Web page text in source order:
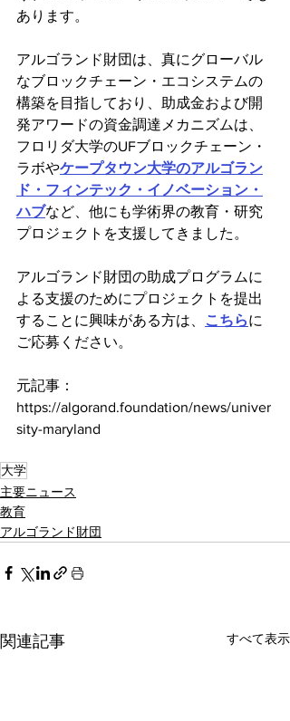
あります。
アルゴランド財団は、真にグローバル
なブロックチェーン・エコシステムの
構築を目指しており、助成金および開
発アワードの資金調達メカニズムは、
フロリダ大学のUFブロックチェーン・
ラボやケープタウン大学のアルゴラン
ド・フィンテック・イノベーション・
ハブなど、他にも学術界の教育・研究
プロジェクトを支援してきました。
アルゴランド財団の助成プログラムに
よる支援のためにプロジェクトを提出
することに興味がある方は、
こちらに
ご応募ください。
元記事：
https://algorand.foundation/news/univer
sity-maryland
大学
主要ニュース
教育
アルゴランド財団
関連記事 すべて表示